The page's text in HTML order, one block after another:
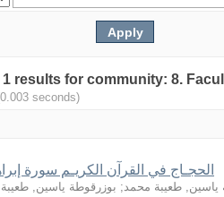
results for community: 8.
(0.003 seconds)
الحجـاج في القرآن الكريـم سورة
ياسين, طعيبة محمد; بوزرقوطة ياسين,